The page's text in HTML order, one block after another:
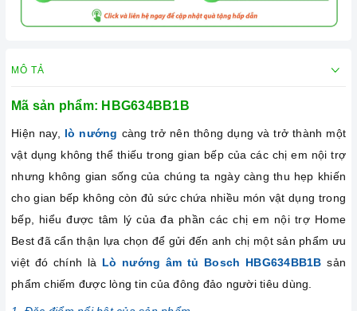
MÔ TẢ
Mã sản phẩm: HBG634BB1B
Hiện nay, lò nướng càng trở nên thông dụng và trở thành một
vật dụng không thể thiếu trong gian bếp của các chị em nội trợ
nhưng không gian sống của chúng ta ngày càng thu hẹp khiến
cho gian bếp không còn đủ sức chứa nhiều món vật dụng trong
bếp, hiểu được tâm lý của đa phần các chị em nội trợ Home
Best đã cẩn thận lựa chọn để gửi đến anh chị một sản phẩm ưu
việt đó chính là Lò nướng âm tủ Bosch HBG634BB1B sản
phẩm chiếm được lòng tin của đông đảo người tiêu dùng.